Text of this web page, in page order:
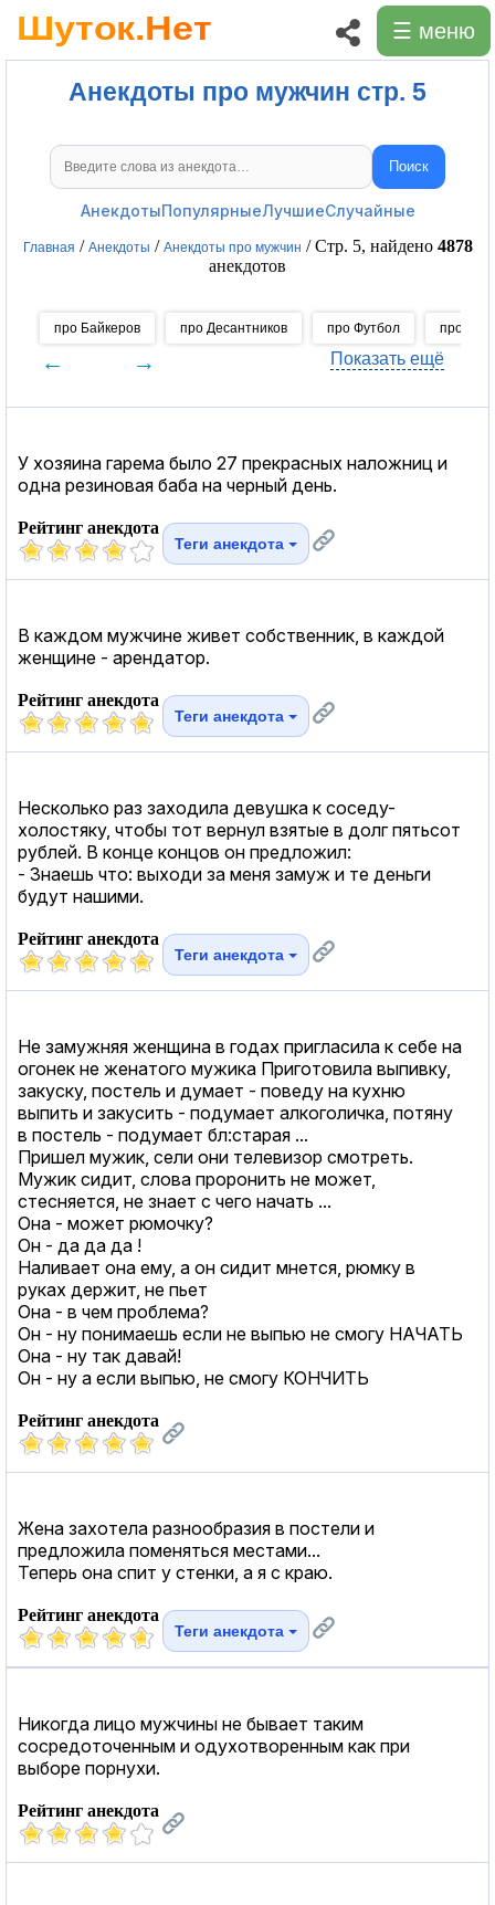
☰ меню
Анекдоты про мужчин стр. 5
Поиск анекдотов Поиск
АнекдотыПопулярныеЛучшиеСлучайные
Главная / Анекдоты / Анекдоты про мужчин / Стр. 5, найдено 4878
анекдотов
про Байкеров про Десантников про Футбол про
← → Показать ещё
У хозяина гарема было 27 прекрасных наложниц и
одна резиновая баба на черный день.
Рейтинг анекдота
Теги анекдота
В каждом мужчине живет собственник, в каждой
женщине - арендатор.
Рейтинг анекдота
Теги анекдота
Несколько раз заходила девушка к соседу-
холостяку, чтобы тот вернул взятые в долг пятьсот
рублей. В конце концов он предложил:
- Знаешь что: выходи за меня замуж и те деньги
будут нашими.
Рейтинг анекдота
Теги анекдота
Не замужняя женщина в годах пригласила к себе на
огонек не женатого мужика Приготовила выпивку,
закуску, постель и думает - поведу на кухню
выпить и закусить - подумает алкоголичка, потяну
в постель - подумает бл:старая ...
Пришел мужик, сели они телевизор смотреть.
Мужик сидит, слова проронить не может,
стесняется, не знает с чего начать ...
Она - может рюмочку?
Он - да да да !
Наливает она ему, а он сидит мнется, рюмку в
руках держит, не пьет
Она - в чем проблема?
Он - ну понимаешь если не выпью не смогу НАЧАТЬ
Она - ну так давай!
Он - ну а если выпью, не смогу КОНЧИТЬ
Рейтинг анекдота
Жена захотела разнообразия в постели и
предложила поменяться местами...
Теперь она спит у стенки, а я с краю.
Рейтинг анекдота
Теги анекдота
Никогда лицо мужчины не бывает таким
сосредоточенным и одухотворенным как при
выборе порнухи.
Рейтинг анекдота